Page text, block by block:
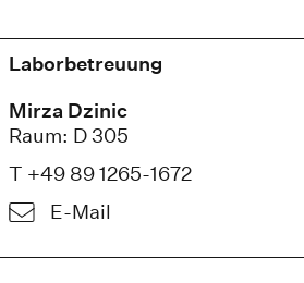
Laborbetreuung
Mirza Dzinic
Raum: D 305
T +49 89 1265-1672
E-Mail